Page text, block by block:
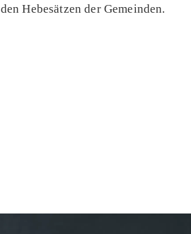
den Hebesätzen der Gemeinden.